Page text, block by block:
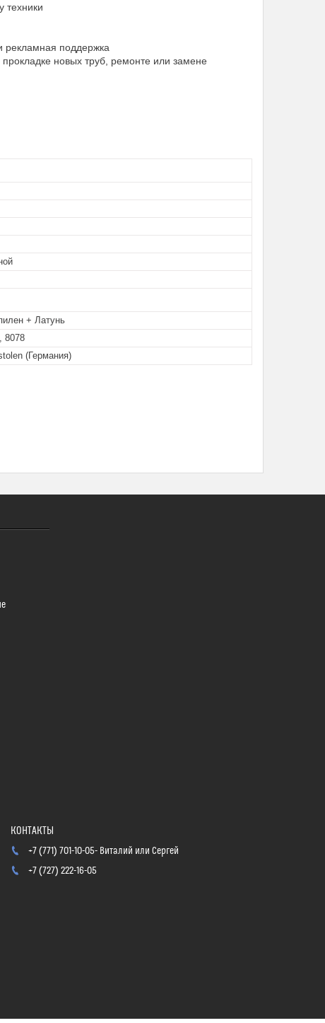
техники
рекламная поддержка
новых труб, ремонте или замене
+ Латунь
8078
(Германия)
+7 (771) 701-10-05 Виталий или Сергей
+7 (727) 222-16-05